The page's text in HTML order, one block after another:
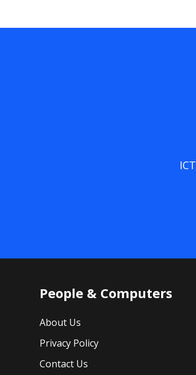
People & Computers
About Us
Privacy Policy
Contact Us